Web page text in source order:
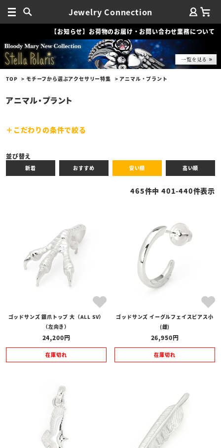
Jewelry Connection
【お知らせ】お荷物のお届け・お問い合わせ業務について
TOP モチーフから選ぶアクセサリー特集 アニマル・プラント
アニマル・プラント
こだわりの条件で絞る
セール商品
カテゴリ
価格
並び替え
新着 おすすめ 安い順 高い順
465件中 401-440件表示
ゴッドサンズ 銀爪トップ 大（ALL SV）
（左向き）
24,200
在庫切れ
ゴッドサンズ イーグルフェイスピアス小
(雌)
26,950
在庫切れ